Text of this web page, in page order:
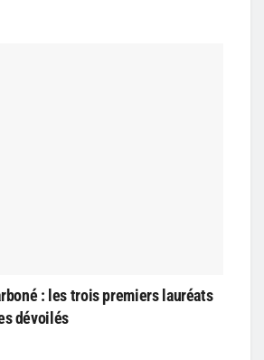
: les trois premiers lauréats
dévoilés